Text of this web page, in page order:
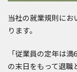
当社の就業規則に
ります。
「従業員の定年は
の末日をもって退職